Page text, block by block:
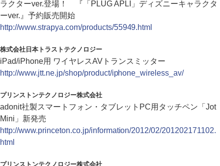
ラクターver.登場！ 『「PLUG APLI」ディズニーキャラクタ
ーver.』予約販売開始
http://www.strapya.com/products/55949.html
株式会社日本トラストテクノロジー
iPad/iPhone用 ワイヤレスAVトランスミッター
http://www.jtt.ne.jp/shop/product/iphone_wireless_av/
プリンストンテクノロジー株式会社
adonit社製スマートフォン・タブレットPC用タッチペン「Jot
Mini」新発売
http://www.princeton.co.jp/information/2012/02/201202171102.
html
プリンストンテクノロジー株式会社